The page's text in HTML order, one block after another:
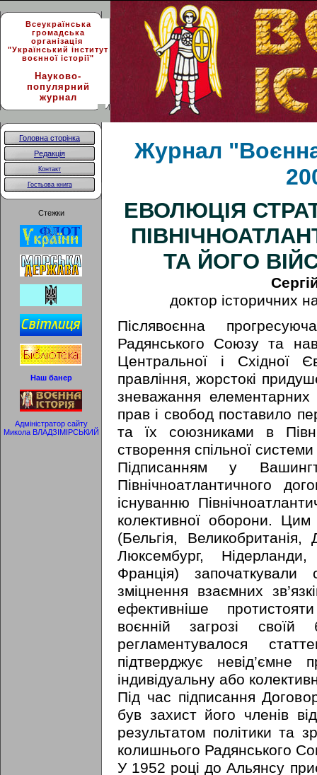
Всеукраїнська
громадська
організація
"Український інститут
воєнної історії"
Науково-
популярний
журнал
Головна сторінка
Редакція
Контакт
Гостьова книга
Стежки
Наш банер
Адміністратор сайту
Микола ВЛАДЗІМІРСЬКИЙ
Журнал "Воєнна
ЕВОЛЮЦІЯ
ТА ЙОГО
доктор історичних
Післявоєнна
Радянського Союзу та
Центральної і Східної
правління, жорстокі
зневажання
прав і свобод поставило
та їх союзниками в
створення спільної
Підписанням у
Північноатлантичного
існуванню
колективної оборони.
(Бельгія, Великобританія,
Люксембург,
Франція)
зміцнення взаємних
ефективніше
воєнній загрозі своїй
регламентувалося
підтверджує
індивідуальну або
Під час підписання
був захист його членів
результатом політики та
колишнього Радянського
У 1952 році до Альянсу